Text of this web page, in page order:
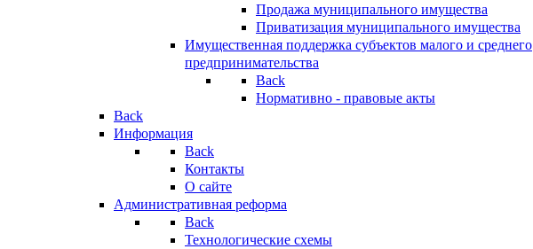
Продажа муниципального имущества
Приватизация муниципального имущества
Имущественная поддержка субъектов малого и среднего
предпринимательства
Back
Нормативно - правовые акты
Back
Информация
Back
Контакты
О сайте
Административная реформа
Back
Технологические схемы